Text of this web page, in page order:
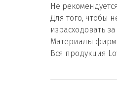
Не
Для того, чтобы
израсходовать
Материалы
Вся продукция